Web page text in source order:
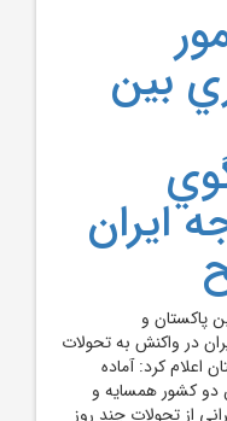
بين
ايران
پاکستان و
در واکنش به تحولات
اعلام کرد: آماده
کشور همسايه و
از تحولات چند روز